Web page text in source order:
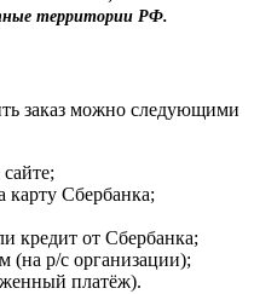
территории РФ.
заказ можно следующими
Сбербанка;
кредит от Сбербанка;
(на р/с организации);
платёж).